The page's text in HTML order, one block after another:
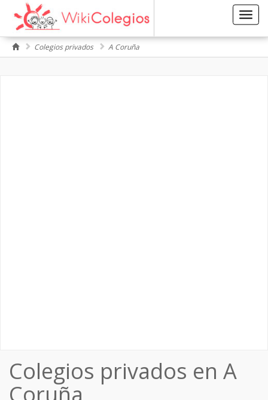
Colegios privados A Coruña
Colegios privados en A